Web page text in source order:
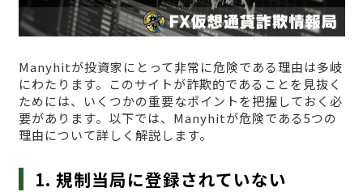
Manyhitが投資家にとって非常に危険である理由は多岐
にわたります。このサイトが詐欺的であることを見抜く
ためには、いくつかの重要なポイントを把握しておく必
要があります。以下では、Manyhitが危険である5つの
理由について詳しく解説します。
1. 規制当局に登録されていない